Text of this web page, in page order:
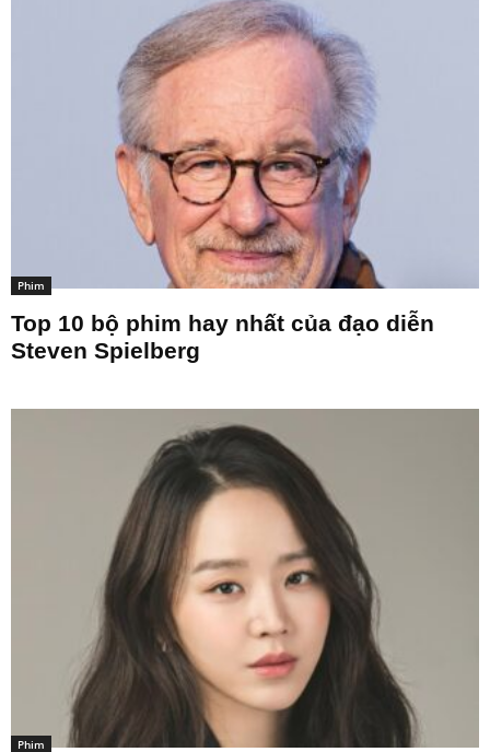
Phim
Top 10 bộ phim hay nhất của đạo diễn
Steven Spielberg
Phim